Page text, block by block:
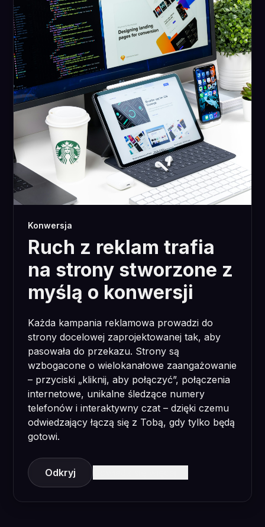
Konwersja
Ruch z reklam trafia
na strony stworzone z
myślą o konwersji
Każda kampania reklamowa prowadzi do
strony docelowej zaprojektowanej tak, aby
pasowała do przekazu. Strony są
wzbogacone o wielokanałowe zaangażowanie
– przyciski „kliknij, aby połączyć”, połączenia
internetowe, unikalne śledzące numery
telefonów i interaktywny czat – dzięki czemu
odwiedzający łączą się z Tobą, gdy tylko będą
gotowi.
Odkryj